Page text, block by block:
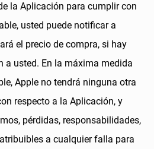
la Aplicación para cumplir con
usted puede notificar a
el precio de compra, si hay
a usted. En la máxima medida
Apple no tendrá ninguna otra
respecto a la Aplicación, y
pérdidas, responsabilidades,
a cualquier falla para